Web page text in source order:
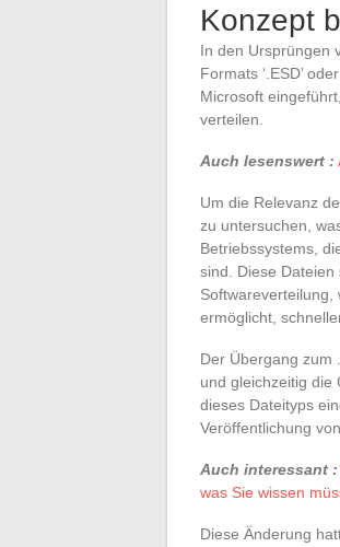
Konzept
In den Ursprüngen
Formats ‘.ESD’ oder
Microsoft
verteilen.
Auch lesenswert :
Um die Relevanz
zu untersuchen,
Betriebssystems,
sind. Diese
Softwareverteilung,
ermöglicht,
Der Übergang zum
und gleichzeitig die
dieses Dateityps
Veröffentlichung
Auch interessant :
was Sie wissen
Diese Änderung